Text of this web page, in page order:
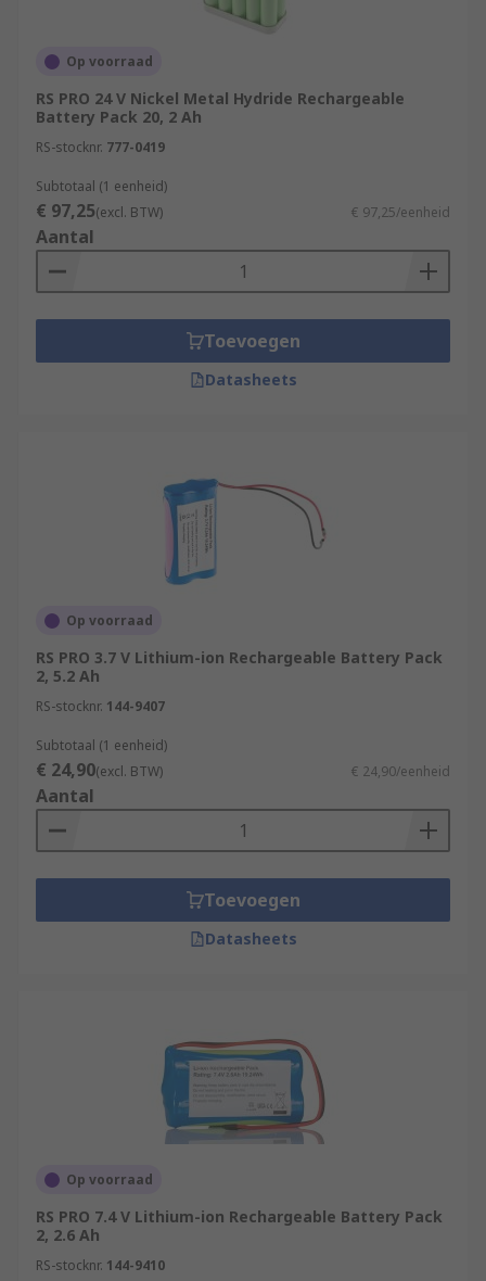
Op voorraad
RS PRO 24 V Nickel Metal Hydride Rechargeable
Battery Pack 20, 2 Ah
RS-stocknr. 777-0419
Subtotaal (1 eenheid)
€ 97,25(excl. BTW) € 97,25/eenheid
Aantal
Toevoegen
Datasheets
Op voorraad
RS PRO 3.7 V Lithium-ion Rechargeable Battery Pack
2, 5.2 Ah
RS-stocknr. 144-9407
Subtotaal (1 eenheid)
€ 24,90(excl. BTW) € 24,90/eenheid
Aantal
Toevoegen
Datasheets
Op voorraad
RS PRO 7.4 V Lithium-ion Rechargeable Battery Pack
2, 2.6 Ah
RS-stocknr. 144-9410